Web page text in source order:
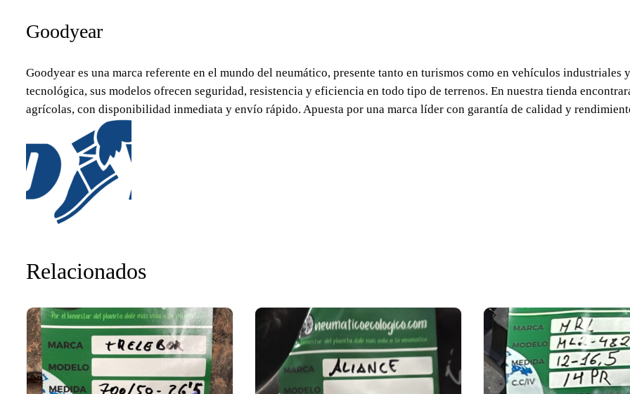
Goodyear
Goodyear es una marca referente en el mundo del neumático, presente tanto en turismos como en vehículos
tecnológica, sus modelos ofrecen seguridad, resistencia y eficiencia en todo tipo de terrenos. En nuestra tienda
agrícolas, con disponibilidad inmediata y envío rápido. Apuesta por una marca líder con garantía de calidad y
Relacionados